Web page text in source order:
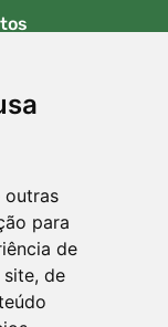
outras
para
de
de
a 80 EUR
em qualquer
Leia mais